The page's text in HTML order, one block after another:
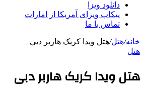
دانلود ویزا
پیکاپ ویزای آمریکا از امارات
تماس با ما
خانه/هتل/هتل ویدا کریک هاربر دبی
هتل
هتل ویدا کریک هاربر دبی